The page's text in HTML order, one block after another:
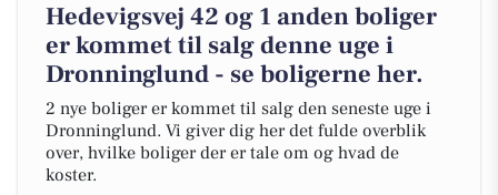
Hedevigsvej 42 og 1 anden boliger
er kommet til salg denne uge i
Dronninglund - se boligerne her.
2 nye boliger er kommet til salg den seneste uge i
Dronninglund. Vi giver dig her det fulde overblik
over, hvilke boliger der er tale om og hvad de
koster.